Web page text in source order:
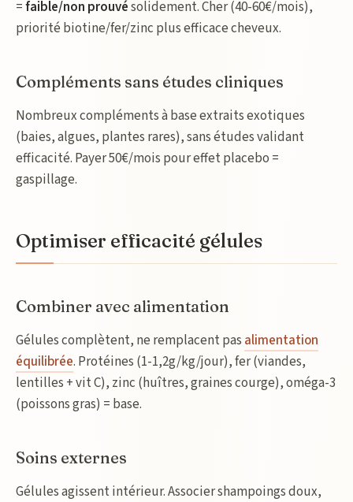
=faible/non prouvésolidement. Cher (40-60€/mois),
priorité biotine/fer/zinc plus efficace cheveux.
Compléments sans études cliniques
Nombreux compléments à base extraits exotiques
(baies, algues, plantes rares), sans études validant
efficacité. Payer 50€/mois pour effet placebo =
gaspillage.
Optimiser efficacité gélules
Combiner avec alimentation
Gélules complètent, ne remplacent pas alimentation
équilibrée. Protéines (1-1,2g/kg/jour), fer (viandes,
lentilles + vit C), zinc (huîtres, graines courge), oméga-3
(poissons gras) = base.
Soins externes
Gélules agissent intérieur. Associer shampoings doux,